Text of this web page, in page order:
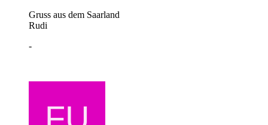
Gruss aus dem Saarland
Rudi
-